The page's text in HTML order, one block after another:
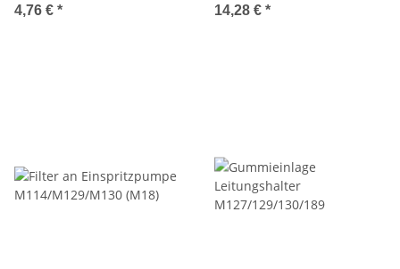
4,76 € * 14,28 € *